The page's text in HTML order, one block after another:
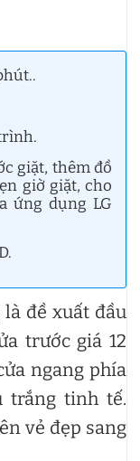
giặt, thêm đồ
giờ giặt, cho
ứng dụng LG
là đề xuất đầu
trước giá 12
ngang phía
trắng tinh tế.
vẻ đẹp sang